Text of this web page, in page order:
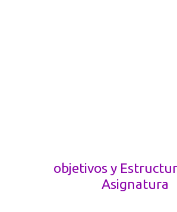
objetivos y
Asignatura